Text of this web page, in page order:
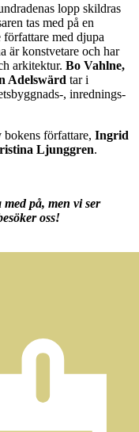
lopp skildras
tas med på en
med djupa
är konstvetare och har
arkitektur. Bo Vahlne,
Adelswärd tar i
byggnads-, inrednings-
författare, Ingrid
Ljunggren.
på, men vi ser
oss!